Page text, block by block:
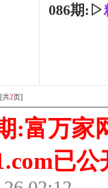
086期:▷
[共2页]